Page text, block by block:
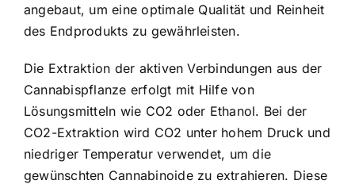
angebaut, um eine optimale Qualität und Reinheit
des Endprodukts zu gewährleisten.
Die Extraktion der aktiven Verbindungen aus der
Cannabispflanze erfolgt mit Hilfe von
Lösungsmitteln wie CO2 oder Ethanol. Bei der
CO2-Extraktion wird CO2 unter hohem Druck und
niedriger Temperatur verwendet, um die
gewünschten Cannabinoide zu extrahieren. Diese